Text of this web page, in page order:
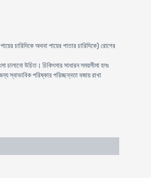
চারিদিকে অথবা পায়ের পাতার চারিদিকে) রোগের
উচিত। চিকিৎসার সাধারন সময়সীমা হলঃ
স্বাভাবিক পরিষ্কার পরিচ্ছন্নতা বজায় রাখা